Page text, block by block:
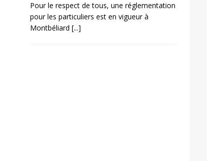
Pour le respect de tous, une réglementation
pour les particuliers est en vigueur à
Montbéliard [...]